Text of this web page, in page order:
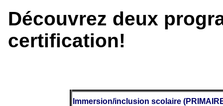
Découvrez deux
certification!
Immersion/inclusion scolaire